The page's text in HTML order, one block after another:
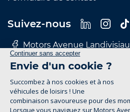
Suivez-nous
Motors Avenue Landivisiau
Motors Avenue Le Mans
Motors Avenue Rennes
Motors Avenue Tours